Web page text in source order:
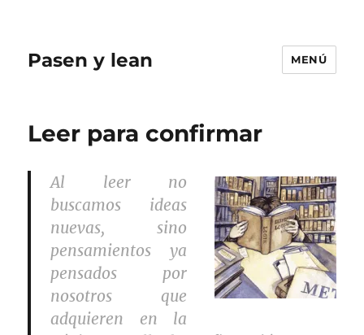
Pasen y lean MENÚ
Leer para confirmar
Al leer no
buscamos ideas
nuevas, sino
pensamientos ya
pensados por
nosotros que
adquieren en la